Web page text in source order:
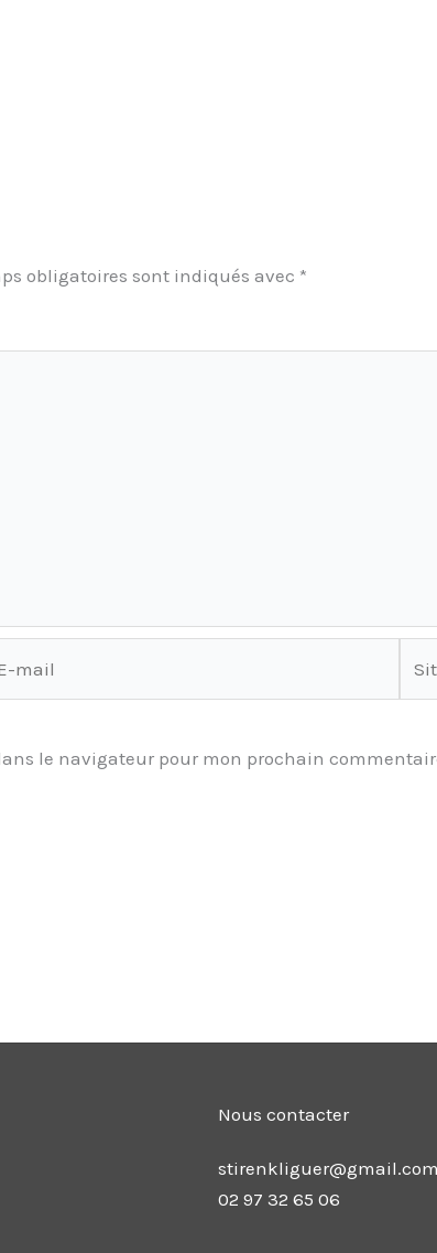
obligatoires sont indiqués avec *
le navigateur pour mon prochain
Nous contacter
02 97 32 65 06